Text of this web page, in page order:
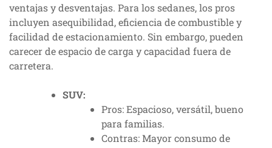
ventajas y desventajas. Para los sedanes, los pros
incluyen asequibilidad, eficiencia de combustible y
facilidad de estacionamiento. Sin embargo, pueden
carecer de espacio de carga y capacidad fuera de
carretera.
SUV:
Pros: Espacioso, versátil, bueno
para familias.
Contras: Mayor consumo de